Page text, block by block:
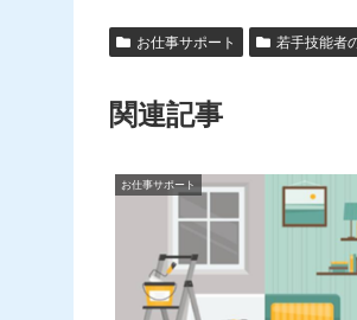
er e
お仕事サポート 若手技能者
関連記事
お仕事サポート